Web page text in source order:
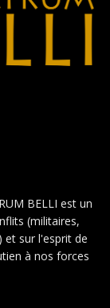
BELLI est un
(militaires,
et sur l'esprit de
à nos forces